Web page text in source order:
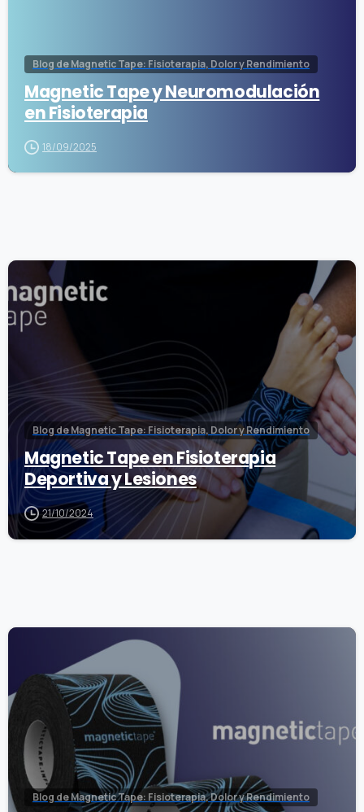
Blog de Magnetic Tape: Fisioterapia, Dolor y Rendimiento
Magnetic Tape y Neuromodulación
en Fisioterapia
18/09/2025
Blog de Magnetic Tape: Fisioterapia, Dolor y Rendimiento
Magnetic Tape en Fisioterapia
Deportiva y Lesiones
21/10/2024
Blog de Magnetic Tape: Fisioterapia, Dolor y Rendimiento